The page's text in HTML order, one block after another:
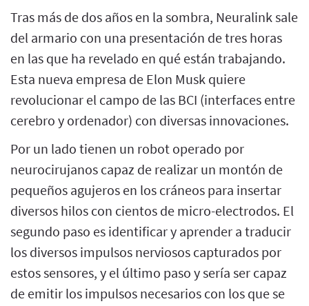
Tras más de dos años en la sombra, Neuralink sale
del armario con una presentación de tres horas
en las que ha revelado en qué están trabajando.
Esta nueva empresa de Elon Musk quiere
revolucionar el campo de las BCI (interfaces entre
cerebro y ordenador) con diversas innovaciones.
Por un lado tienen un robot operado por
neurocirujanos capaz de realizar un montón de
pequeños agujeros en los cráneos para insertar
diversos hilos con cientos de micro-electrodos. El
segundo paso es identificar y aprender a traducir
los diversos impulsos nerviosos capturados por
estos sensores, y el último paso y sería ser capaz
de emitir los impulsos necesarios con los que se